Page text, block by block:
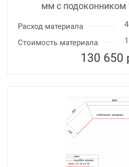
мм с подоконником
Расход материала
Стоимость материала
130 650